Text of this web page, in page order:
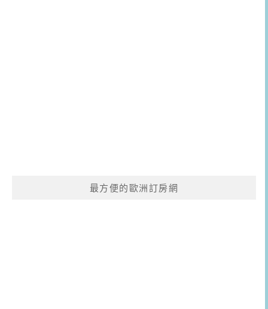
最方便的歐洲訂房網